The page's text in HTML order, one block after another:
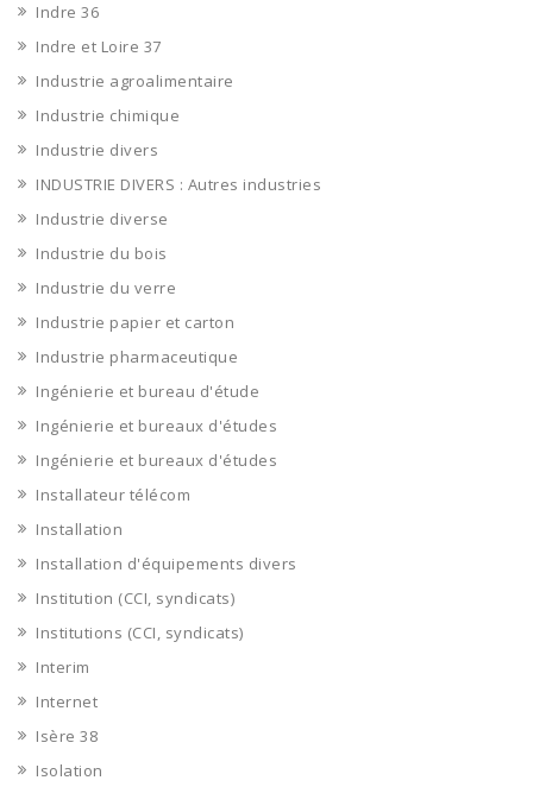
Indre 36
Indre et Loire 37
Industrie agroalimentaire
Industrie chimique
Industrie divers
INDUSTRIE DIVERS : Autres industries
Industrie diverse
Industrie du bois
Industrie du verre
Industrie papier et carton
Industrie pharmaceutique
Ingénierie et bureau d'étude
Ingénierie et bureaux d'études
Ingénierie et bureaux d'études
Installateur télécom
Installation
Installation d'équipements divers
Institution (CCI, syndicats)
Institutions (CCI, syndicats)
Interim
Internet
Isère 38
Isolation